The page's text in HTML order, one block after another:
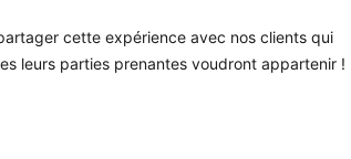
cette expérience avec nos clients qui
leurs parties prenantes voudront appartenir !